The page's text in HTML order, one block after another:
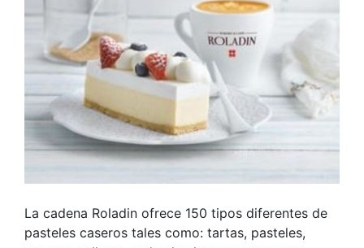
La cadena Roladin ofrece 150 tipos diferentes de
pasteles caseros tales como: tartas, pasteles,